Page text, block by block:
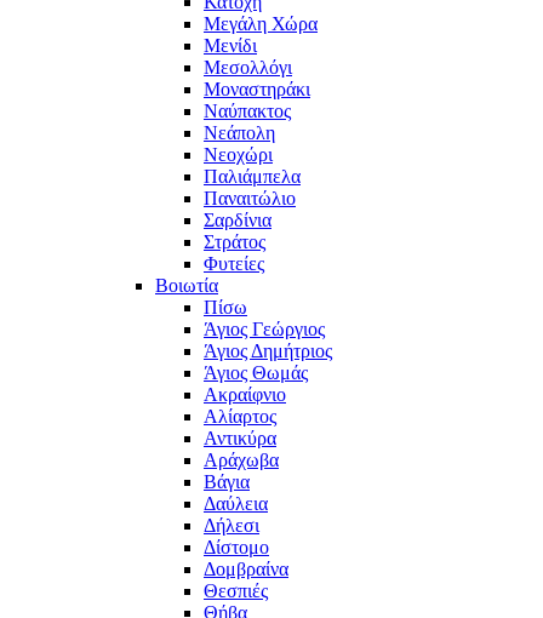
Μεγάλη Χώρα
Μενίδι
Μεσολλόγι
Μοναστηράκι
Ναύπακτος
Νεάπολη
Νεοχώρι
Παλιάμπελα
Παναιτώλιο
Σαρδίνια
Στράτος
Φυτείες
Βοιωτία
Πίσω
Άγιος Γεώργιος
Άγιος Δημήτριος
Άγιος Θωμάς
Ακραίφνιο
Αλίαρτος
Αντικύρα
Αράχωβα
Βάγια
Δαύλεια
Δήλεσι
Δίστομο
Δομβραίνα
Θεσπιές
Θήβα